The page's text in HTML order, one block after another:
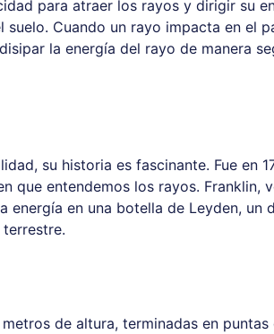
para atraer los rayos y dirigir su
Cuando un rayo impacta en el
la energía del rayo de manera
su historia es fascinante. Fue en
que entendemos los rayos.
en una botella de Leyden,
de altura, terminadas en